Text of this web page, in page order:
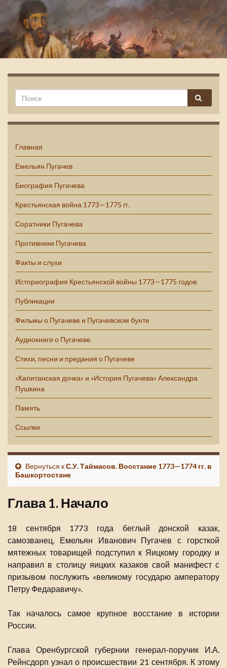
Емельян Пугачев
Главная
Емельян Пугачев
Биография Пугачева
Крестьянская война 1773—1775 гг.
Соратники Пугачева
Противники Пугачева
Факты и слухи
Историография Крестьянской войны 1773—1775 годов
Публикации
Фильмы о Пугачеве и Пугачевском бунте
Аудиокниги о Пугачеве
Стихи, песни и предания о Пугачеве
«Капитанская дочка» и «История Пугачева» Александра
Пушкина
Память
Ссылки
Вернуться кС.У. Таймасов. Восстание 1773—1774 гг. в
Башкортостане
Глава 1. Начало
18 сентября 1773 года беглый донской казак,
самозванец, Емельян Иванович Пугачев с горсткой
мятежных товарищей подступил к Яицкому городку и
направил в столицу яицких казаков свой манифест с
призывом послужить «великому государю амператору
Петру Федаравичу».
Так началось самое крупное восстание в истории
России.
Глава Оренбургской губернии генерал-поручик И.А.
Рейнсдорп узнал о происшествии 21 сентября. К этому